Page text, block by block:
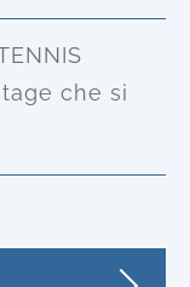
che si